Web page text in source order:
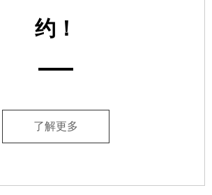
约！
了解更多